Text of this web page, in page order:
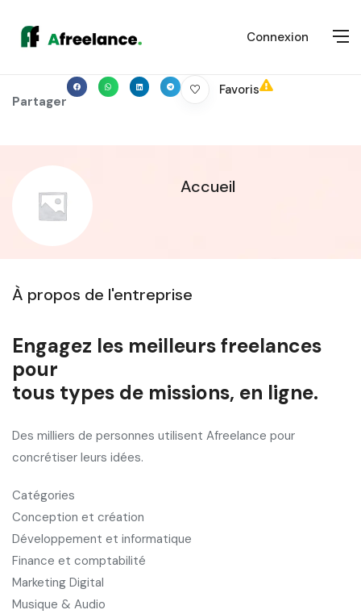
Connexion
Partager
Favoris
Accueil
À propos de l'entreprise
Engagez les meilleurs freelances
pour
tous types de missions, en ligne.
Des milliers de personnes utilisent Afreelance pour
concrétiser leurs idées.
Catégories
Conception et création
Développement et informatique
Finance et comptabilité
Marketing Digital
Musique & Audio